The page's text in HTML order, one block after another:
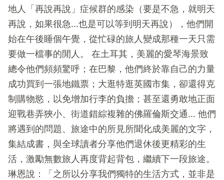
地人「再說再說」症候群的感染（要是不急，就明天
再說，如果很急…也是可以等到明天再說），他們開
始在午後睡個午覺，從忙碌的旅人變成那種一天只需
要做一檔事的閒人。 在土耳其，美麗的愛琴海景致
總令他們頻頻驚呼；在巴黎，他們終於靠自己的力量
成功買到一張地鐵票；大逛特逛英國市集，卻還得克
制購物慾，以免增加行李的負擔；甚至還勇敢地正面
迎戰巷弄狹小、街道錯綜複雜的佛羅倫斯交通… 他們
將遇到的問題、旅途中的所見所聞化成美麗的文字，
集結成書，與全球讀者分享他們退休後更精彩的生
活，激勵無數旅人再度背起背包，繼續下一段旅途。
琳恩說：「之所以分享我們獨特的生活方式，並非是